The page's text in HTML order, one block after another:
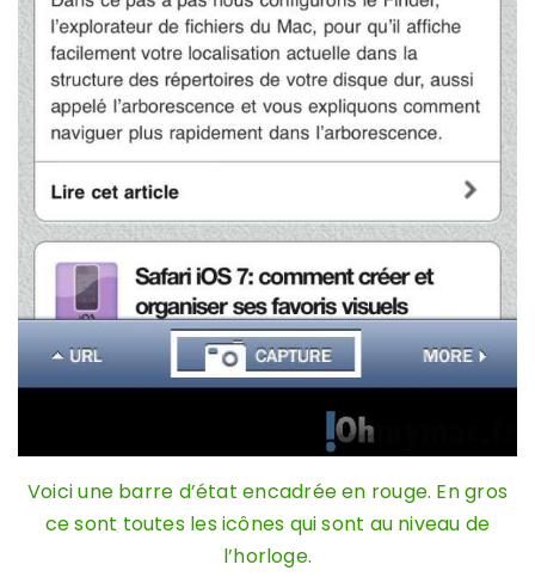
Voici une barre d’état encadrée en rouge. En gros
ce sont toutes les icônes qui sont au niveau de
l’horloge.